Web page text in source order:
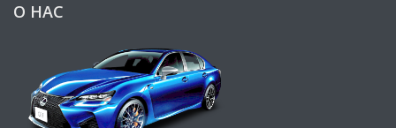
О НАС